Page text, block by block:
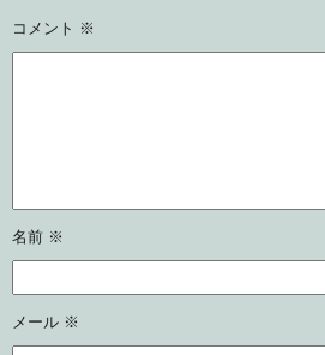
コメント ※
名前 ※
メール ※